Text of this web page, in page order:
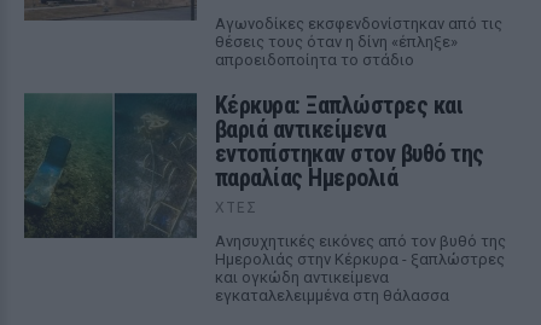
Αγωνοδίκες εκσφενδονίστηκαν από τις
θέσεις τους όταν η δίνη «έπληξε»
απροειδοποίητα το στάδιο
Κέρκυρα: Ξαπλώστρες και
βαριά αντικείμενα
εντοπίστηκαν στον βυθό της
παραλίας Ημερολιά
ΧΤΕΣ
Ανησυχητικές εικόνες από τον βυθό της
Ημερολιάς στην Κέρκυρα - ξαπλώστρες
και ογκώδη αντικείμενα
εγκαταλελειμμένα στη θάλασσα